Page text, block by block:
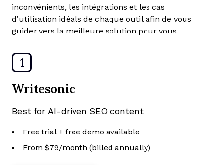
inconvénients, les intégrations et les cas
d’utilisation idéals de chaque outil afin de vous
guider vers la meilleure solution pour vous.
1
Writesonic
Best for AI-driven SEO content
Free trial + free demo available
From $79/month (billed annually)